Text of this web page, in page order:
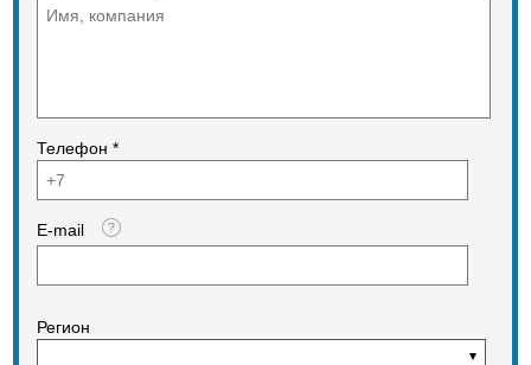
Телефон *
E-mail
Регион